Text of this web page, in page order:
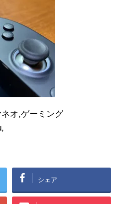
オ,ゲーミング
シェア